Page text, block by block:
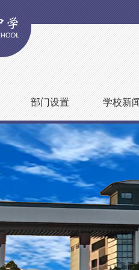
部门设置 学校新